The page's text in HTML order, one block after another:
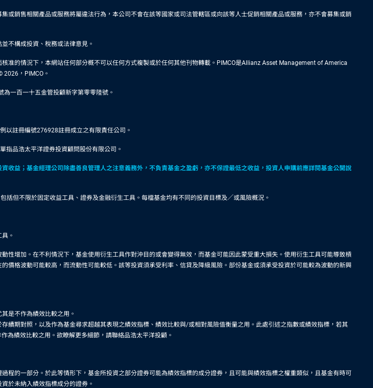
銷售相關產品或服務將屬違法行為，本公司不會在該等國家或司法管轄區或向該等人士促銷相關產品或服務，亦不會募集或銷
不構成投資、稅務或法律意見。
的情況下，本網站任何部分概不可以任何方式複製或於任何其他刊物轉載。PIMCO是Allianz Asset Management of America
，PIMCO。
一百一十五金管投顧新字第零零陸號。
以註冊編號276928註冊成立之有限責任公司。
指品浩太平洋證券投資顧問股份有限公司。
益；基金經理公司除盡善良管理人之注意義務外，不負責基金之盈虧，亦不保證最低之收益，投資人申購前應詳閱基金公開說
但不限於固定收益工具、證券及金融衍生工具。每檔基金均有不同的投資目標及／或風險概況。
。
增加。在不利情況下，基金使用衍生工具作對沖目的或會變得無效，而基金可能因此蒙受重大損失。使用衍生工具可能導致槓
格波動可能較高，而流動性可能較低。該等投資須承受利率、信貸及降級風險。部份基金或須承受投資於可能較為波動的新興
是不作為績效比較之用。
續期對照，以及作為基金尋求超越其表現之績效指標、績效比較與/或相對風險值衡量之用。此處引述之指數或績效指標，若其
為績效比較之用。欲瞭解更多細節，請聯絡品浩太平洋投顧。
的一部分。於此等情形下，基金所投資之部分證券可能為績效指標的成分證券，且可能與績效指標之權重類似，且基金有時可
於未納入績效指標成分的證券。